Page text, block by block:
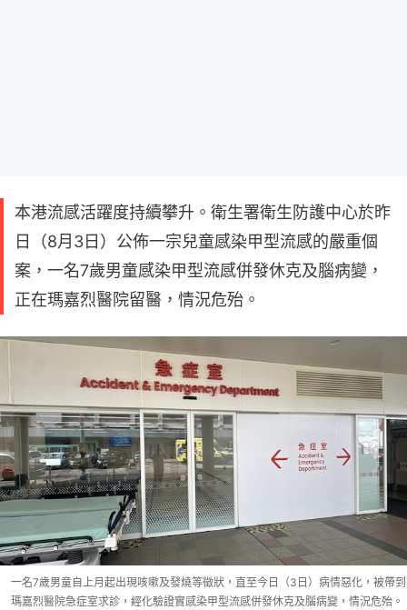
本港流感活躍度持續攀升。衛生署衛生防護中心於昨
日（8月3日）公佈一宗兒童感染甲型流感的嚴重個
案，一名7歲男童感染甲型流感併發休克及腦病變，
正在瑪嘉烈醫院留醫，情況危殆。
一名7歲男童自上月起出現咳嗽及發燒等徵狀，直至今日（3日）病情惡化，被帶到
瑪嘉烈醫院急症室求診，經化驗證實感染甲型流感併發休克及腦病變，情況危殆。